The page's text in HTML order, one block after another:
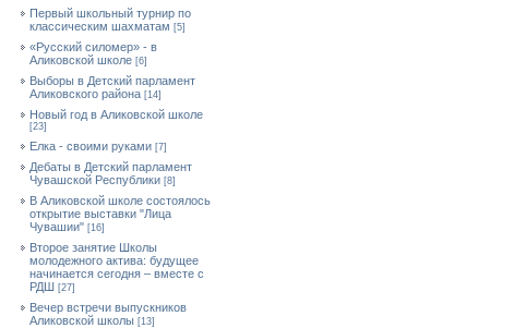
Первый школьный турнир по
классическим шахматам [5]
«Русский силомер» - в
Аликовской школе [6]
Выборы в Детский парламент
Аликовского района [14]
Новый год в Аликовской школе
[23]
Елка - своими руками [7]
Дебаты в Детский парламент
Чувашской Республики [8]
В Аликовской школе состоялось
открытие выставки "Лица
Чувашии" [16]
Второе занятие Школы
молодежного актива: будущее
начинается сегодня – вместе с
РДШ [27]
Вечер встречи выпускников
Аликовской школы [13]